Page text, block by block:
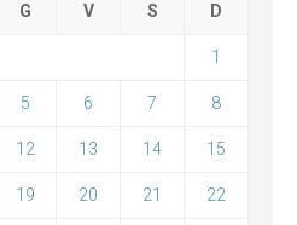
G V S D
1
5 6 7 8
12 13 14 15
19 20 21 22